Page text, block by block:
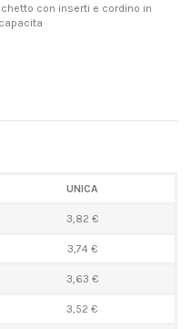
con inserti e cordino in
UNICA
3,82 €
3,74 €
3,63 €
3,52 €